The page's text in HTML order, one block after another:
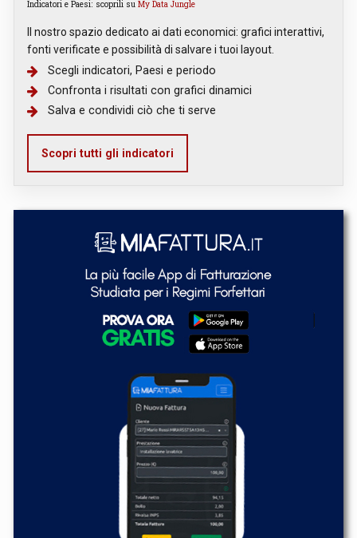
Indicatori e Paesi: scoprili su My Data Jungle
Il nostro spazio dedicato ai dati economici: grafici interattivi,
fonti verificate e possibilità di salvare i tuoi layout.
Scegli indicatori, Paesi e periodo
Confronta i risultati con grafici dinamici
Salva e condividi ciò che ti serve
Scopri tutti gli indicatori